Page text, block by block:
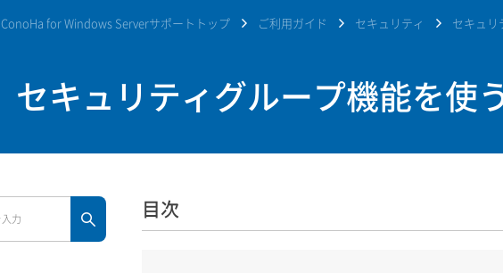
ConoHa for Windows Serverサポートトップ ご利用ガイド セキュリティ セキュリ
セキュリティグループ機能を使
目次